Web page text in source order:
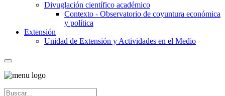
Divuglación científico académico
Contexto - Observatorio de coyuntura económica
y política
Extensión
Unidad de Extensión y Actividades en el Medio